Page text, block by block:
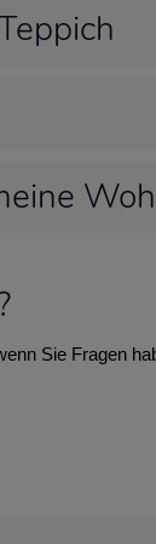
Sie Fragen